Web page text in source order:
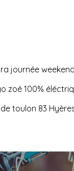
journée
zoé 100%
toulon 83